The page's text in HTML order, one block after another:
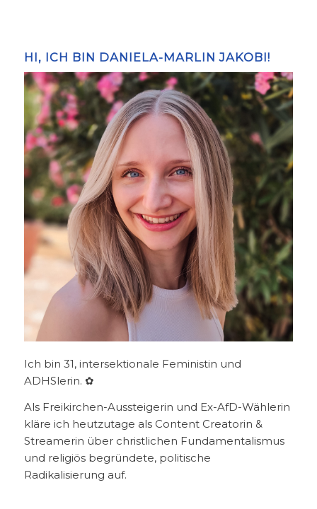
HI, ICH BIN DANIELA-MARLIN JAKOBI!
Ich bin 31, intersektionale Feministin und
ADHSlerin. ✿
Als Freikirchen-Aussteigerin und Ex-AfD-Wählerin
kläre ich heutzutage als Content Creatorin &
Streamerin über christlichen Fundamentalismus
und religiös begründete, politische
Radikalisierung auf.